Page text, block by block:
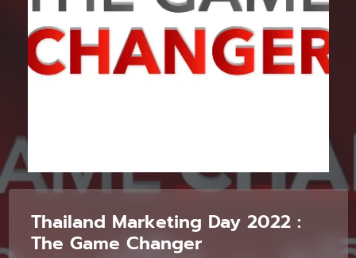
Thailand Marketing Day 2022 :
The Game Changer